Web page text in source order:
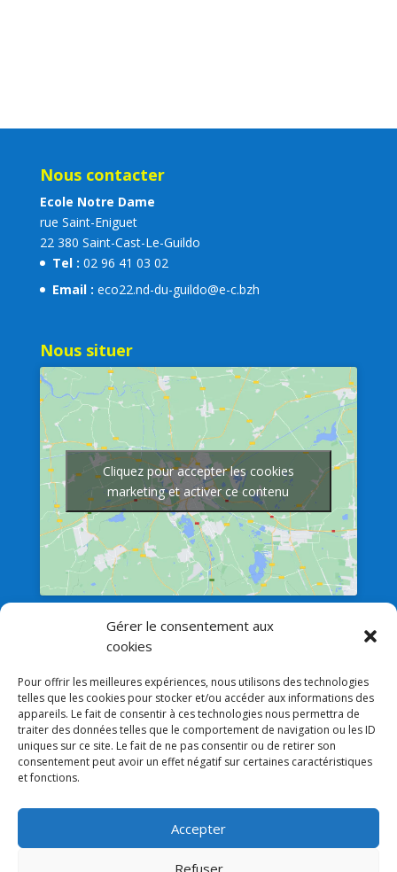
Gérer le consentement aux
cookies
Pour offrir les meilleures expériences, nous utilisons des technologies
telles que les cookies pour stocker et/ou accéder aux informations des
appareils. Le fait de consentir à ces technologies nous permettra de
traiter des données telles que le comportement de navigation ou les ID
uniques sur ce site. Le fait de ne pas consentir ou de retirer son
consentement peut avoir un effet négatif sur certaines caractéristiques
et fonctions.
Accepter
Refuser
Nous contacter
Ecole Notre Dame
rue Saint-Eniguet
22 380 Saint-Cast-Le-Guildo
Tel : 02 96 41 03 02
Email : eco22.nd-du-guildo@e-c.bzh
Nous situer
Cliquez pour accepter les cookies
marketing et activer ce contenu
Afficher une carte plus grande
Nos liens
Mentions légales
Lien Admin